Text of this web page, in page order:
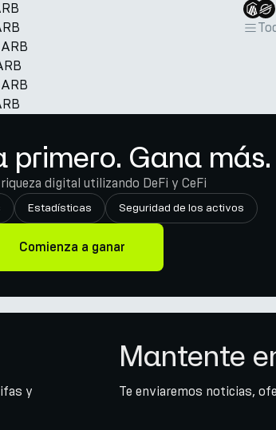
ARB
ARB
primero. Gana más.
digital utilizando DeFi y CeFi
Estadísticas Seguridad de los activos
Comienza a ganar
y
Mantente
Te enviaremos noticias,